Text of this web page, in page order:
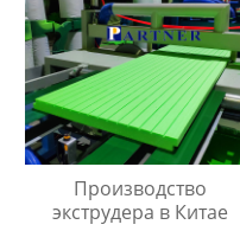
Производство
экструдера в Китае